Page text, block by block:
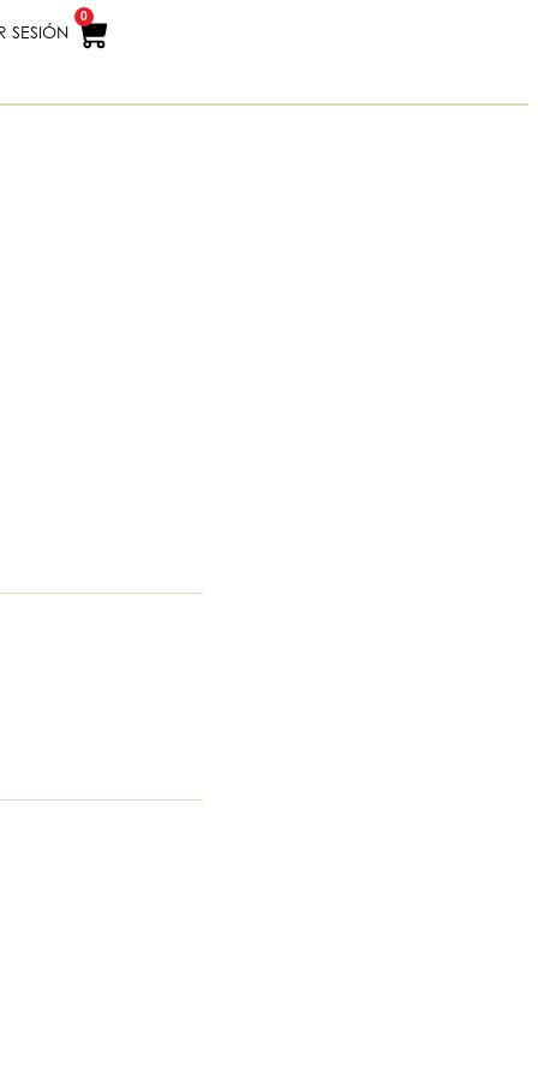
SESIÓN
0